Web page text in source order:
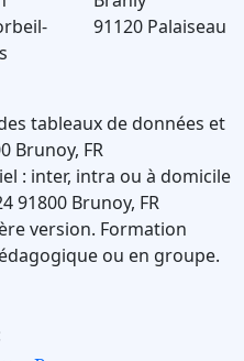
91120 Palaiseau
tableaux de données et
Brunoy, FR
: inter, intra ou à domicile
91800 Brunoy, FR
version. Formation
ou en groupe.